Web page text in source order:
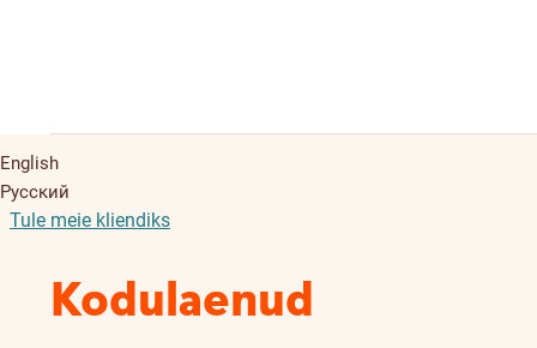
English
Русский
Tule meie kliendiks
Kodulaenud